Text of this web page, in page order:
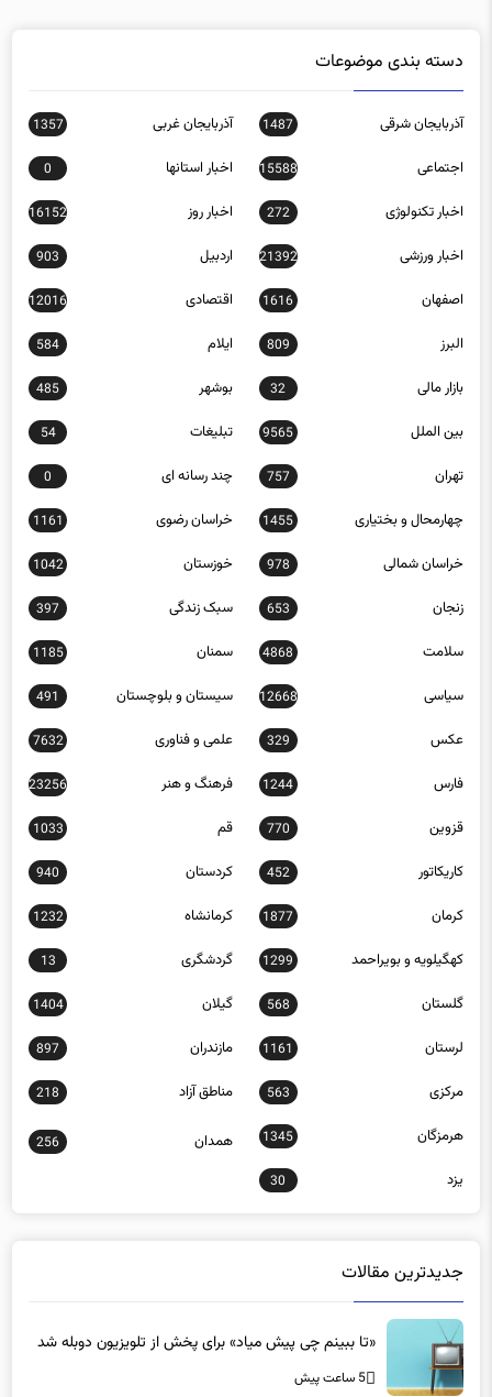
دسته بندی موضوعات
آذربایجان شرقی 1487 آذربایجان غربی 1357
اجتماعی 15588 اخبار استانها 0
اخبار تکنولوژی 272 اخبار روز 16152
اخبار ورزشی 21392 اردبیل 903
اصفهان 1616 اقتصادی 12016
البرز 809 ایلام 584
بازار مالی 32 بوشهر 485
بین الملل 9565 تبلیغات 54
تهران 757 چند رسانه ای 0
چهارمحال و بختیاری 1455 خراسان رضوی 1161
خراسان شمالی 978 خوزستان 1042
زنجان 653 سبک زندگی 397
سلامت 4868 سمنان 1185
سیاسی 12668 سیستان و بلوچستان 491
عکس 329 علمی و فناوری 7632
فارس 1244 فرهنگ و هنر 23256
قزوین 770 قم 1033
کاریکاتور 452 کردستان 940
کرمان 1877 کرمانشاه 1232
کهگیلویه و بویراحمد 1299 گردشگری 13
گلستان 568 گیلان 1404
لرستان 1161 مازندران 897
مرکزی 563 مناطق آزاد 218
هرمزگان 1345 همدان 256
یزد 30
جدیدترین مقالات
«تا ببینم چی پیش میاد» برای پخش از تلویزیون دوبله شد
5 ساعت پیش